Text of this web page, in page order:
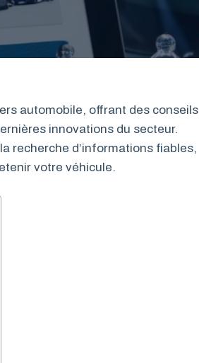
automobile, offrant des conseils
innovations du secteur.
recherche d’informations fiables,
votre véhicule.